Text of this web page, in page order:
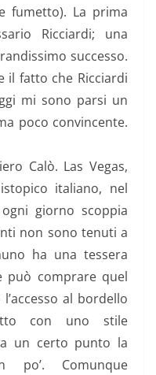
fumetto). La prima
Ricciardi; una
successo.
il fatto che Ricciardi
mi sono parsi un
poco convincente.
Calò. Las Vegas,
italiano, nel
giorno scoppia
non sono tenuti a
ha una tessera
può comprare quel
al bordello
con uno stile
un certo punto la
Comunque